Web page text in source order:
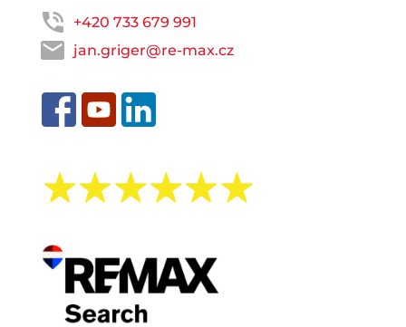
+420 733 679 991
jan.griger@re-max.cz